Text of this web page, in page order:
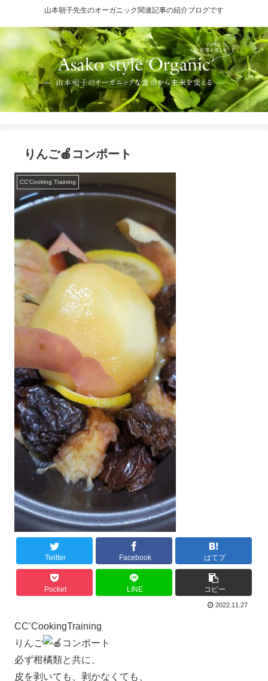
山本朝子先生のオーガニック関連記事の紹介ブログです
りんご🍎コンポート
CC'Cooking Training
Twitter Facebook はてブ
Pocket LINE コピー
2022.11.27
CC’CookingTraining
りんご
コンポート
必ず柑橘類と共に、
皮を剥いても、剥かなくても、